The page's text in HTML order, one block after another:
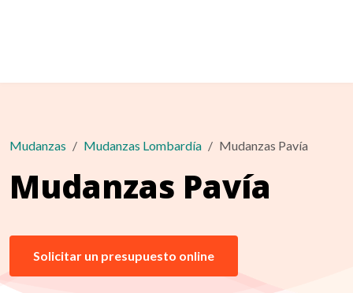
Mudanzas Mudanzas Lombardía Mudanzas Pavía
Mudanzas Pavía
Solicitar un presupuesto online